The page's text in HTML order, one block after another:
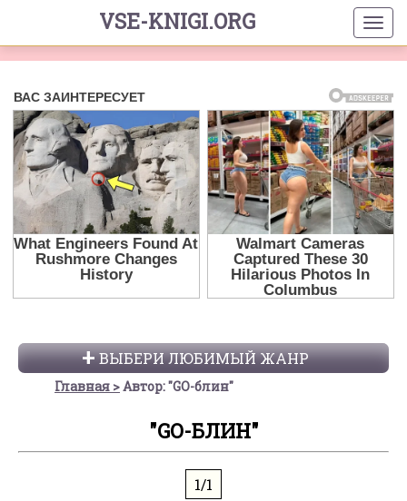
VSE-KNIGI.ORG
ВЫБЕРИ ЛЮБИМЫЙ ЖАНР
Главная Автор: "GO-блин"
"GO-БЛИН"
1/1